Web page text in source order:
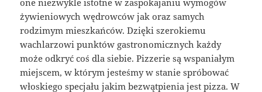
one niezwykle istotne w zaspokajaniu wymogów
żywieniowych wędrowców jak oraz samych
rodzimym mieszkańców. Dzięki szerokiemu
wachlarzowi punktów gastronomicznych każdy
może odkryć coś dla siebie. Pizzerie są wspaniałym
miejscem, w którym jesteśmy w stanie spróbować
włoskiego specjału jakim bezwątpienia jest pizza. W